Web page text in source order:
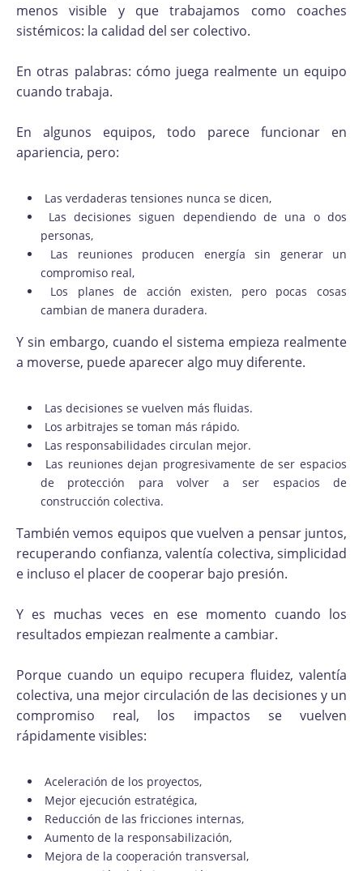
menos visible y que trabajamos como coaches
sistémicos: la calidad del ser colectivo.
En otras palabras: cómo juega realmente un equipo
cuando trabaja.
En algunos equipos, todo parece funcionar en
apariencia, pero:
Las verdaderas tensiones nunca se dicen,
Las decisiones siguen dependiendo de una o dos
personas,
Las reuniones producen energía sin generar un
compromiso real,
Los planes de acción existen, pero pocas cosas
cambian de manera duradera.
Y sin embargo, cuando el sistema empieza realmente
a moverse, puede aparecer algo muy diferente.
Las decisiones se vuelven más fluidas.
Los arbitrajes se toman más rápido.
Las responsabilidades circulan mejor.
Las reuniones dejan progresivamente de ser espacios
de protección para volver a ser espacios de
construcción colectiva.
También vemos equipos que vuelven a pensar juntos,
recuperando confianza, valentía colectiva, simplicidad
e incluso el placer de cooperar bajo presión.
Y es muchas veces en ese momento cuando los
resultados empiezan realmente a cambiar.
Porque cuando un equipo recupera fluidez, valentía
colectiva, una mejor circulación de las decisiones y un
compromiso real, los impactos se vuelven
rápidamente visibles:
Aceleración de los proyectos,
Mejor ejecución estratégica,
Reducción de las fricciones internas,
Aumento de la responsabilización,
Mejora de la cooperación transversal,